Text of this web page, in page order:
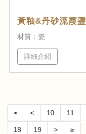
黃釉&丹砂流霞盞
材質：瓷
詳細介紹
≤ < 10 11
18 19 > ≥